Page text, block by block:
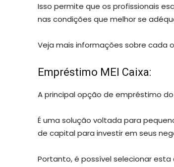
Isso permite que os profissionais
nas condições que melhor se
Veja mais informações sobre cada
Empréstimo MEI Caixa:
A principal opção de empréstimo
É uma solução voltada para
de capital para investir em seus
Portanto, é possível selecionar